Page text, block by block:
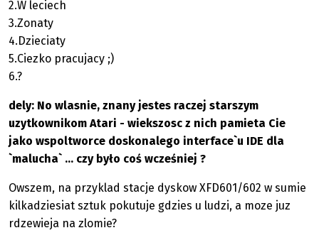
2.W leciech
3.Zonaty
4.Dzieciaty
5.Ciezko pracujacy ;)
6.?
dely: No wlasnie, znany jestes raczej starszym
uzytkownikom Atari - wiekszosc z nich pamieta Cie
jako wspoltworce doskonalego interface`u IDE dla
`malucha` ... czy było coś wcześniej ?
Owszem, na przyklad stacje dyskow XFD601/602 w sumie
kilkadziesiat sztuk pokutuje gdzies u ludzi, a moze juz
rdzewieja na zlomie?